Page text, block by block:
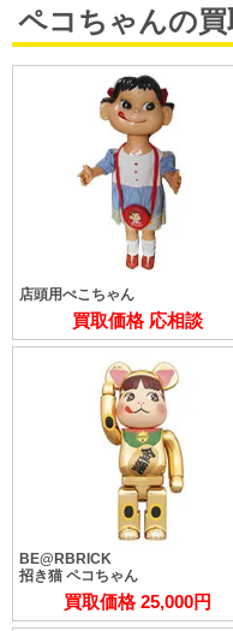
ペコちゃんの買
店頭用ぺこちゃん
買取価格 応相談
BE@RBRICK
招き猫 ペコちゃん
買取価格 25,000円